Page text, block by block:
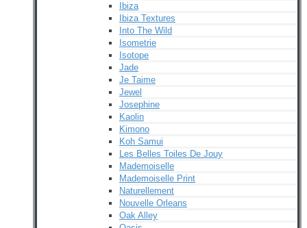
Ibiza
Ibiza Textures
Into The Wild
Isometrie
Isotope
Jade
Je Taime
Jewel
Josephine
Kaolin
Kimono
Koh Samui
Les Belles Toiles De Jouy
Mademoiselle
Mademoiselle Print
Naturellement
Nouvelle Orleans
Oak Alley